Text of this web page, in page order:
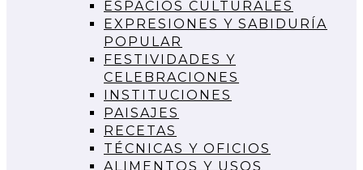
ESPACIOS CULTURALES
EXPRESIONES Y SABIDURÍA
POPULAR
FESTIVIDADES Y
CELEBRACIONES
INSTITUCIONES
PAISAJES
RECETAS
TÉCNICAS Y OFICIOS
ALIMENTOS Y USOS